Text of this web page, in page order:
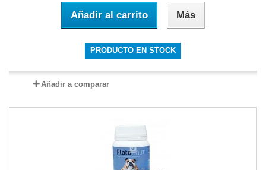
Añadir al carrito Más
PRODUCTO EN STOCK
Añadir a comparar